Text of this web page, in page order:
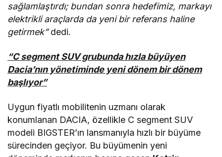
sağlamlaştırdı; bundan sonra hedefimiz, markayı
elektrikli araçlarda da yeni bir referans haline
getirmek”dedi.
“C segment SUV grubunda hızla büyüyen
Dacia’nın yönetiminde yeni dönem bir dönem
başlıyor”
Uygun fiyatlı mobilitenin uzmanı olarak
konumlanan DACIA, özellikle C segment SUV
modeli BIGSTER’ın lansmanıyla hızlı bir büyüme
sürecinden geçiyor. Bu büyümenin yeni